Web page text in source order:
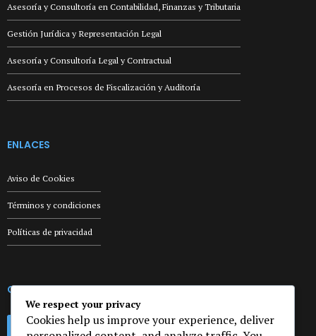
Asesoría y Consultoría en Contabilidad, Finanzas y Tributaria
Gestión Jurídica y Representación Legal
Asesoría y Consultoría Legal y Contractual
Asesoría en Procesos de Fiscalización y Auditoría
ENLACES
Aviso de Cookies
Términos y condiciones
Políticas de privacidad
CONSULTA GRATIS
ESCRÍBENOS
We respect your privacy
Cookies help us improve your experience, deliver